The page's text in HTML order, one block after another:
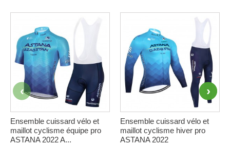
Ensemble cuissard vélo et
maillot cyclisme équipe pro
ASTANA 2022 A...
Ensemble cuissard vélo et
maillot cyclisme hiver pro
ASTANA 2022